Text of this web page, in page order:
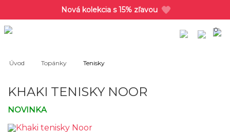
Nová kolekcia s 15% zľavou
0
Úvod Topánky Tenisky
KHAKI TENISKY NOOR
NOVINKA